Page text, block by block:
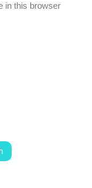
in this browser